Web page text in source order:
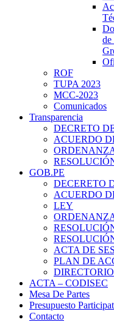
de
ROF
TUPA 2023
MCC-2023
Comunicados
Transparencia
DECRETO
ACUERDO
GOB.PE
DECERETO
ACUERDO
LEY
ACTA DE
PLAN DE
DIRECTORIO
ACTA – CODISEC
Mesa De Partes
Presupuesto
Contacto